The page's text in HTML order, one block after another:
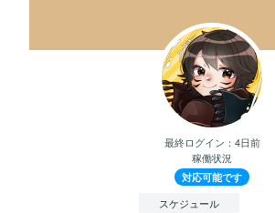
最終ログイン： 4日前
稼働状況
対応可能です
スケジュール